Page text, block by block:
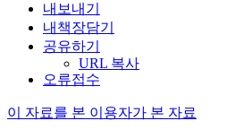
내보내기
내책장담기
공유하기
URL 복사
오류접수
이 자료를 본 이용자가 본 자료